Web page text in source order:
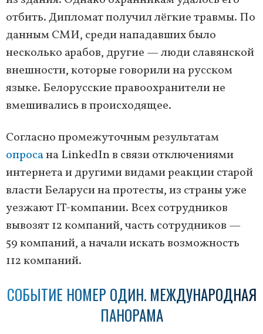
отбить. Дипломат получил лёгкие травмы. По
данным СМИ, среди нападавших было
несколько арабов, другие — люди славянской
внешности, которые говорили на русском
языке. Белорусские правоохранители не
вмешивались в происходящее.
Согласно промежуточным результатам
опросана LinkedIn в связи отключениями
интернета и другими видами реакции старой
власти Беларуси на протесты, из страны уже
уезжают IT-компании. Всех сотрудников
вывозят 12 компаний, часть сотрудников —
59 компаний, а начали искать возможность
112 компаний.
СОБЫТИЕ НОМЕР ОДИН. МЕЖДУНАРОДНАЯ
ПАНОРАМА